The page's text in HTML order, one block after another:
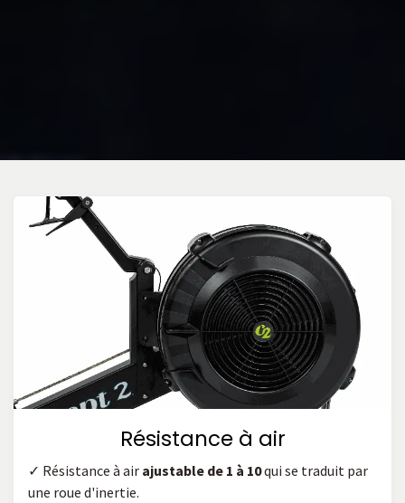
Résistance à air
✓ Résistance à air ajustable de 1 à 10qui se traduit par
une roue d'inertie.